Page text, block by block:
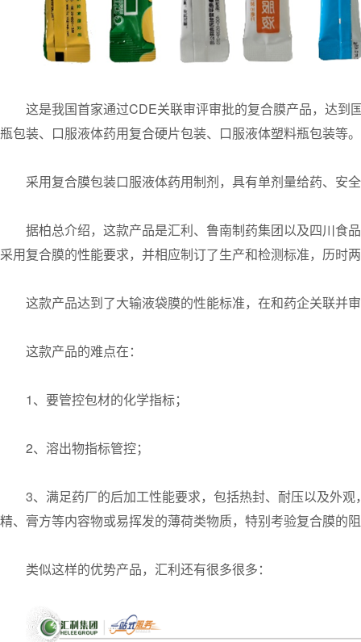
这是我国首家通过CDE关联审评审批的复合膜产品，达到
瓶包装、口服液体药用复合硬片包装、口服液体塑料瓶包装等。
采用复合膜包装口服液体药用制剂，具有单剂量给药、安
据柏总介绍，这款产品是汇利、鲁南制药集团以及四川食
采用复合膜的性能要求，并相应制订了生产和检测标准，历时
这款产品达到了大输液袋膜的性能标准，在和药企关联并
这款产品的难点在：
1、要管控包材的化学指标；
2、溶出物指标管控；
3、满足药厂的后加工性能要求，包括热封、耐压以及外
精、膏方等内容物或易挥发的薄荷类物质，特别考验复合膜的
类似这样的优势产品，汇利还有很多很多：